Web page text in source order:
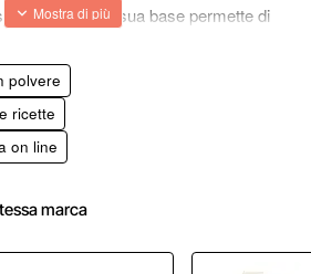
ricette. La sua base permette di
nell’arte culinaria, ma non
alla sua preparazione. Vero è che
sia nei supermercati che anche su
polvere
ricette
on line
marca